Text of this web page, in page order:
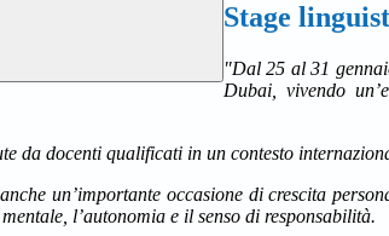
Stage
"Dal 25 al 31
Dubai, vivendo
da docenti qualificati in un contesto
un’importante occasione di crescita
l’autonomia e il senso di responsabilità.